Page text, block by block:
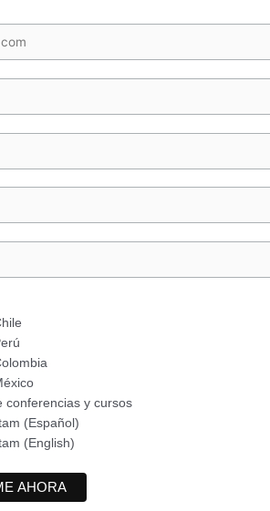
conferencias y cursos
(Español)
(English)